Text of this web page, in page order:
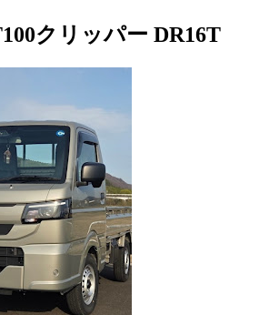
クリッパー DR16T